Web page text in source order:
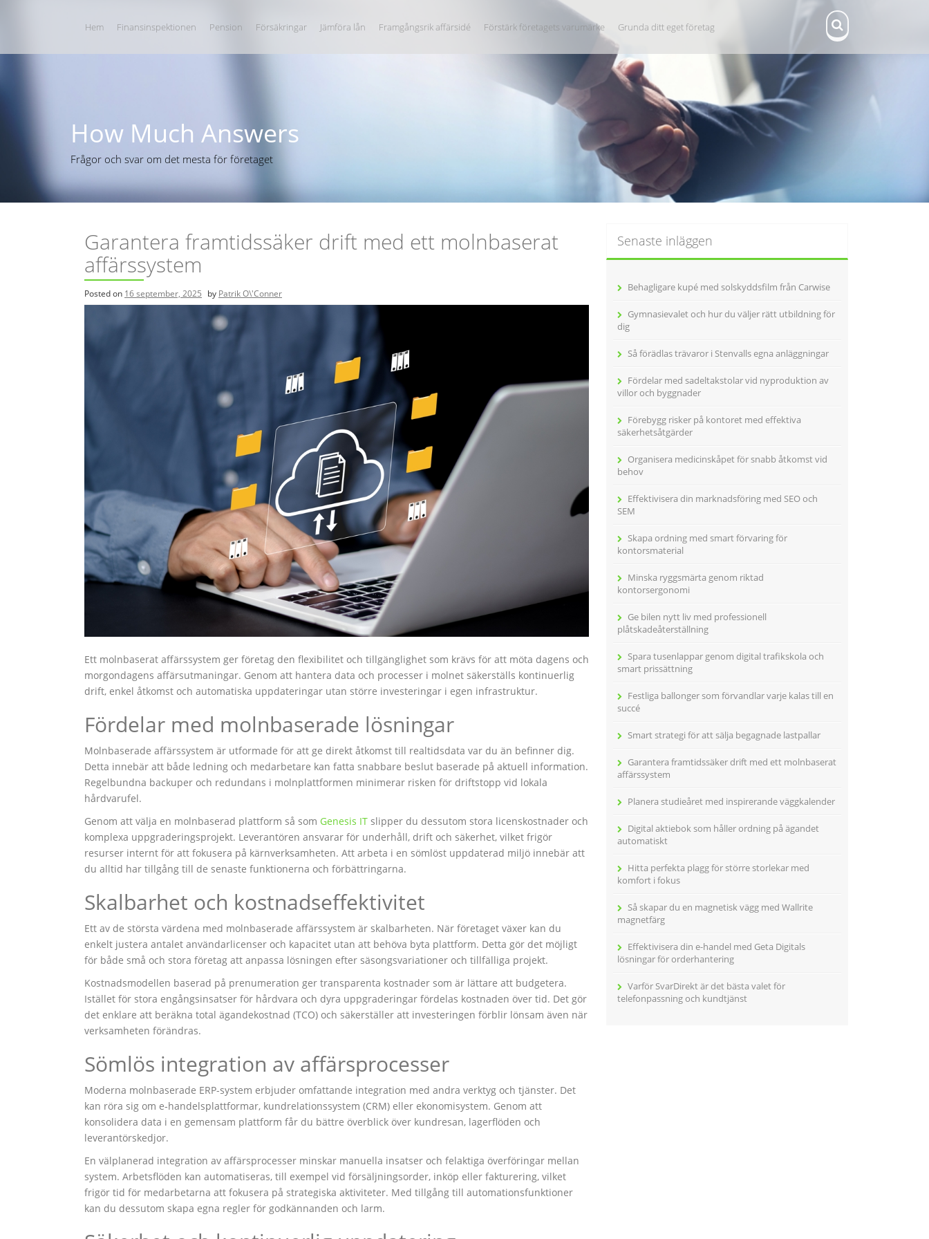
Hem Finansinspektionen Pension Försäkringar Jämföra lån Framgångsrik affärsidé Förstärk företagets varumärke Grunda ditt eget företag
How Much Answers
Frågor och svar om det mesta för företaget
Garantera framtidssäker drift med ett molnbaserat
affärssystem
Posted on 16 september, 2025 by Patrik O\'Conner
Ett molnbaserat affärssystem ger företag den flexibilitet och tillgänglighet som krävs för att möta dagens och
morgondagens affärsutmaningar. Genom att hantera data och processer i molnet säkerställs kontinuerlig
drift, enkel åtkomst och automatiska uppdateringar utan större investeringar i egen infrastruktur.
Fördelar med molnbaserade lösningar
Molnbaserade affärssystem är utformade för att ge direkt åtkomst till realtidsdata var du än befinner dig.
Detta innebär att både ledning och medarbetare kan fatta snabbare beslut baserade på aktuell information.
Regelbundna backuper och redundans i molnplattformen minimerar risken för driftstopp vid lokala
hårdvarufel.
Genom att välja en molnbaserad plattform så som Genesis IT slipper du dessutom stora licenskostnader och
komplexa uppgraderingsprojekt. Leverantören ansvarar för underhåll, drift och säkerhet, vilket frigör
resurser internt för att fokusera på kärnverksamheten. Att arbeta i en sömlöst uppdaterad miljö innebär att
du alltid har tillgång till de senaste funktionerna och förbättringarna.
Skalbarhet och kostnadseffektivitet
Ett av de största värdena med molnbaserade affärssystem är skalbarheten. När företaget växer kan du
enkelt justera antalet användarlicenser och kapacitet utan att behöva byta plattform. Detta gör det möjligt
för både små och stora företag att anpassa lösningen efter säsongsvariationer och tillfälliga projekt.
Kostnadsmodellen baserad på prenumeration ger transparenta kostnader som är lättare att budgetera.
Istället för stora engångsinsatser för hårdvara och dyra uppgraderingar fördelas kostnaden över tid. Det gör
det enklare att beräkna total ägandekostnad (TCO) och säkerställer att investeringen förblir lönsam även när
verksamheten förändras.
Sömlös integration av affärsprocesser
Moderna molnbaserade ERP-system erbjuder omfattande integration med andra verktyg och tjänster. Det
kan röra sig om e‑handelsplattformar, kundrelationssystem (CRM) eller ekonomisystem. Genom att
konsolidera data i en gemensam plattform får du bättre överblick över kundresan, lagerflöden och
leverantörskedjor.
En välplanerad integration av affärsprocesser minskar manuella insatser och felaktiga överföringar mellan
system. Arbetsflöden kan automatiseras, till exempel vid försäljningsorder, inköp eller fakturering, vilket
frigör tid för medarbetarna att fokusera på strategiska aktiviteter. Med tillgång till automationsfunktioner
kan du dessutom skapa egna regler för godkännanden och larm.
Senaste inläggen
Behagligare kupé med solskyddsfilm från Carwise
Gymnasievalet och hur du väljer rätt utbildning för
dig
Så förädlas trävaror i Stenvalls egna anläggningar
Fördelar med sadeltakstolar vid nyproduktion av
villor och byggnader
Förebygg risker på kontoret med effektiva
säkerhetsåtgärder
Organisera medicinskåpet för snabb åtkomst vid
behov
Effektivisera din marknadsföring med SEO och
SEM
Skapa ordning med smart förvaring för
kontorsmaterial
Minska ryggsmärta genom riktad
kontorsergonomi
Ge bilen nytt liv med professionell
plåtskadeåterställning
Spara tusenlappar genom digital trafikskola och
smart prissättning
Festliga ballonger som förvandlar varje kalas till en
succé
Smart strategi för att sälja begagnade lastpallar
Garantera framtidssäker drift med ett molnbaserat
affärssystem
Planera studieåret med inspirerande väggkalender
Digital aktiebok som håller ordning på ägandet
automatiskt
Hitta perfekta plagg för större storlekar med
komfort i fokus
Så skapar du en magnetisk vägg med Wallrite
magnetfärg
Effektivisera din e-handel med Geta Digitals
lösningar för orderhantering
Varför SvarDirekt är det bästa valet för
telefonpassning och kundtjänst